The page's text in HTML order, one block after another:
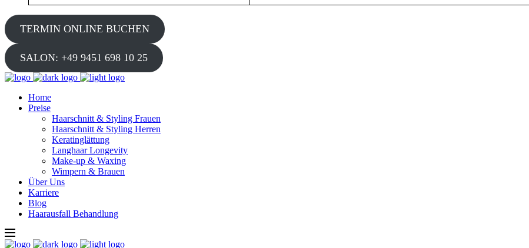
TERMIN ONLINE BUCHEN
SALON: +49 9451 698 10 25
Home
Preise
Haarschnitt & Styling Frauen
Haarschnitt & Styling Herren
Keratinglättung
Langhaar Longevity
Make-up & Waxing
Wimpern & Brauen
Über Uns
Karriere
Blog
Haarausfall Behandlung